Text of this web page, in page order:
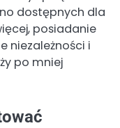
dostępnych dla
posiadanie
niezależności i
po mniej